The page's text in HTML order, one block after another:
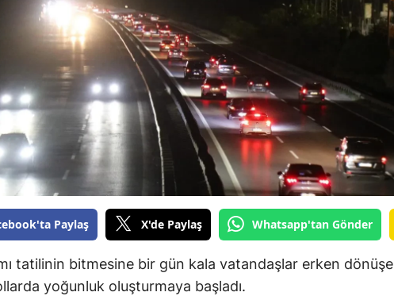
Bilecik
Bingöl
Bitlis
Burdur
Bursa
Çanakkale
Çankırı
Çorum
Paylaş X'de Paylaş Whatsapp'tan Gönder
tatilinin bitmesine bir gün kala vatandaşlar erken dönüşe
yoğunluk oluşturmaya başladı.